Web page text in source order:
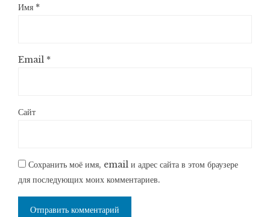
Имя *
Email *
Сайт
Сохранить моё имя, email и адрес сайта в этом браузере
для последующих моих комментариев.